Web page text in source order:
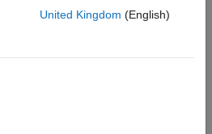
between the client and server
United Kingdom (English)